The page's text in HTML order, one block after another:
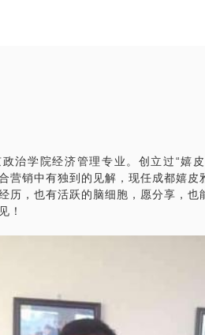
治学院经济管理专业。创立过“嬉
营销中有独到的见解，现任成都嬉皮
历，也有活跃的脑细胞，愿分享，也
！